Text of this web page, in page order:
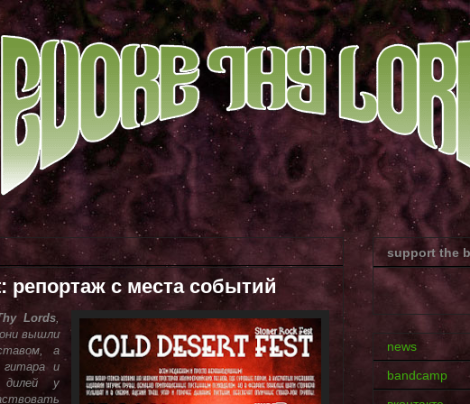
репортаж с места событий
Lords,
вышли
а
гитара и
у
support the
news
bandcamp